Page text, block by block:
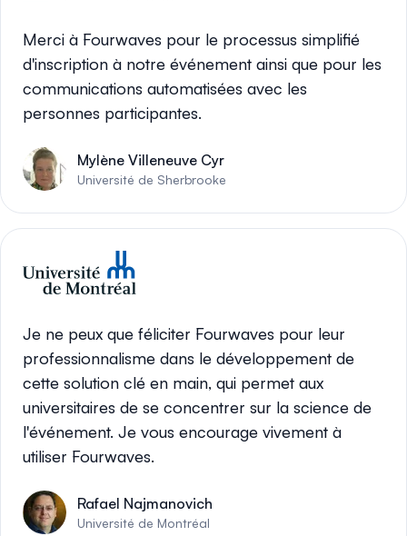
Merci à Fourwaves pour le processus simplifié
d'inscription à notre événement ainsi que pour les
communications automatisées avec les
personnes participantes.
Mylène Villeneuve Cyr
Université de Sherbrooke
Je ne peux que féliciter Fourwaves pour leur
professionnalisme dans le développement de
cette solution clé en main, qui permet aux
universitaires de se concentrer sur la science de
l'événement. Je vous encourage vivement à
utiliser Fourwaves.
Rafael Najmanovich
Université de Montréal